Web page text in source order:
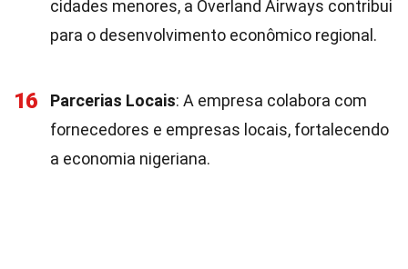
cidades menores, a Overland Airways contribui
para o desenvolvimento econômico regional.
16 Parcerias Locais: A empresa colabora com
fornecedores e empresas locais, fortalecendo
a economia nigeriana.